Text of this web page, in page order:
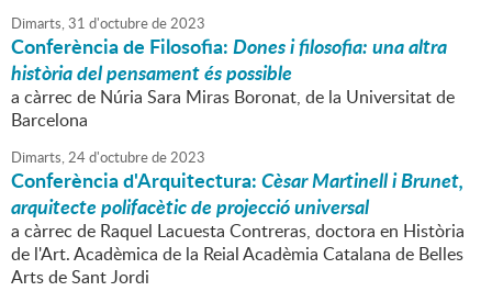
Dimarts,31 d'octubrede2023
Conferència de Filosofia:Dones i filosofia: una altra
història del pensament és possible
a càrrec de Núria Sara Miras Boronat, de la Universitat de
Barcelona
Dimarts,24d'octubrede2023
Conferència d'Arquitectura:Cèsar Martinell i Brunet,
arquitecte polifacètic de projecció universal
a càrrec de Raquel Lacuesta Contreras, doctora en Història
de l'Art. Acadèmica de la Reial Acadèmia Catalana de Belles
Arts de Sant Jordi